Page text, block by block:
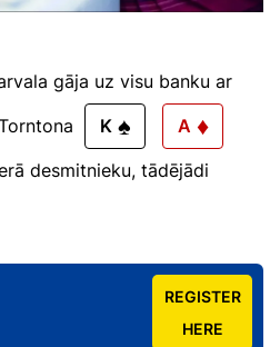
gāja uz visu banku ar
K ♠ A ♦
desmitnieku, tādējādi
REGISTER
HERE